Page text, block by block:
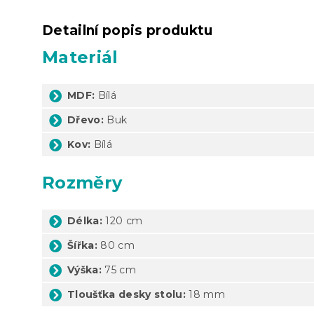
Detailní popis produktu
Materiál
MDF: Bílá
Dřevo: Buk
Kov: Bílá
Rozměry
Délka: 120 cm
Šířka: 80 cm
Výška: 75 cm
Tloušťka desky stolu: 18 mm